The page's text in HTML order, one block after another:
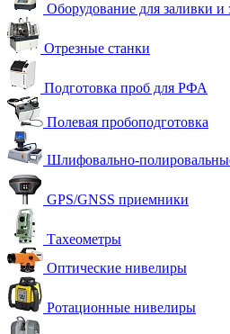
Оборудование для заливки и
Отрезные станки
Подготовка проб для РФА
Полевая пробоподготовка
Шлифовально-
GPS/GNSS приемники
Тахеометры
Оптические нивелиры
Ротационные нивелиры